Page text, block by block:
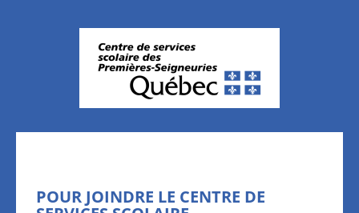
POUR JOINDRE LE CENTRE DE